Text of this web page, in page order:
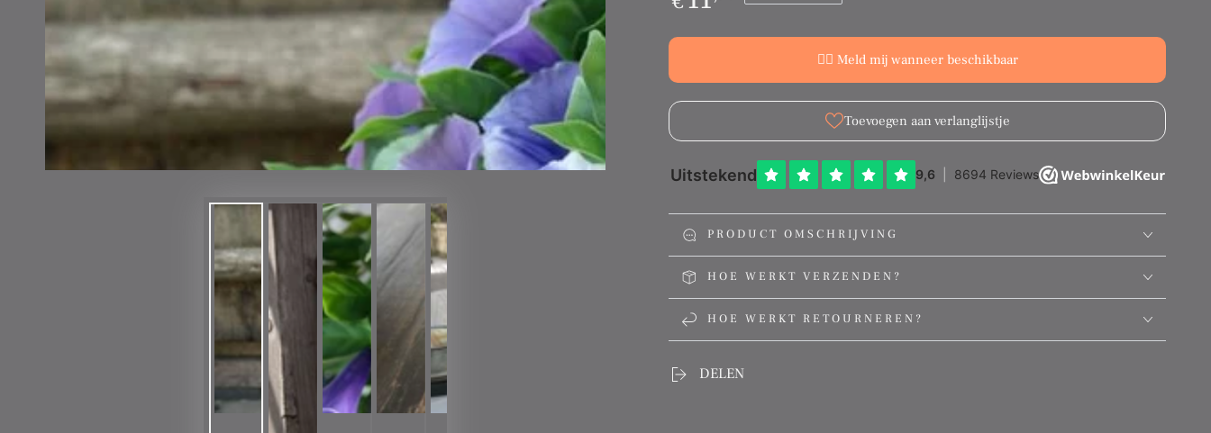
prijs
👉🏻 Meld mij wanneer beschikbaar
Toevoegen aan verlanglijstje
PRODUCT OMSCHRIJVING
HOE WERKT VERZENDEN?
HOE WERKT RETOURNEREN?
DELEN